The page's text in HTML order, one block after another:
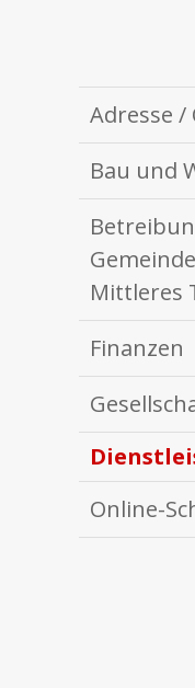
Adresse
Bau und
Mittleres
Finanzen
Online-